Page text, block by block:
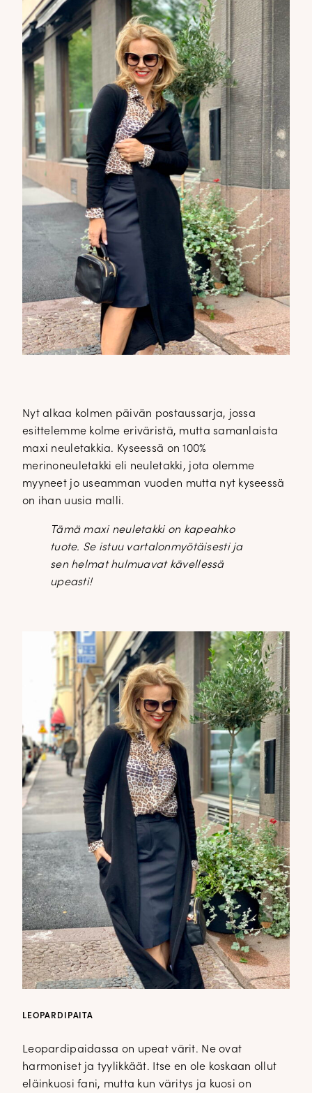
Nyt alkaa kolmen päivän postaussarja, jossa
esittelemme kolme eriväristä, mutta samanlaista
maxi neuletakkia. Kyseessä on 100%
merinoneuletakki eli neuletakki, jota olemme
myyneet jo useamman vuoden mutta nyt kyseessä
on ihan uusia malli.
Tämä maxi neuletakki on kapeahko
tuote. Se istuu vartalonmyötäisesti ja
sen helmat hulmuavat kävellessä
upeasti!
LEOPARDIPAITA
Leopardipaidassa on upeat värit. Ne ovat
harmoniset ja tyylikkäät. Itse en ole koskaan ollut
eläinkuosi fani, mutta kun väritys ja kuosi on